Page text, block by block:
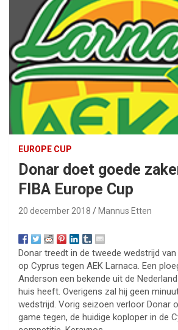
EUROPE CUP
Donar doet goede
FIBA Europe Cup
20 december 2018 Mannus Etten
Donar treedt in de tweede wedstrijd van
op Cyprus tegen AEK Larnaca. Een
Anderson een bekende uit de
huis heeft. Overigens zal hij geen
wedstrijd. Vorig seizoen verloor Donar
game tegen, de huidige koploper in de